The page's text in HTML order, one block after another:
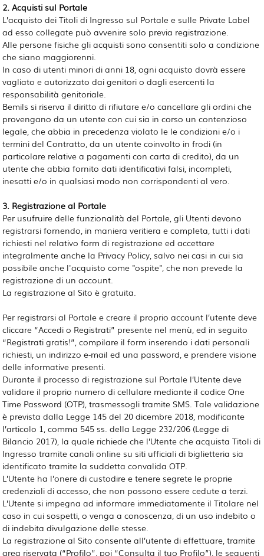
2. Acquisti sul Portale
L’acquisto dei Titoli di Ingresso sul Portale e sulle Private Label
ad esso collegate può avvenire solo previa registrazione.
Alle persone fisiche gli acquisti sono consentiti solo a condizione
che siano maggiorenni.
In caso di utenti minori di anni 18, ogni acquisto dovrà essere
vagliato e autorizzato dai genitori o dagli esercenti la
responsabilità genitoriale.
Bemils si riserva il diritto di rifiutare e/o cancellare gli ordini che
provengano da un utente con cui sia in corso un contenzioso
legale, che abbia in precedenza violato le le condizioni e/o i
termini del Contratto, da un utente coinvolto in frodi (in
particolare relative a pagamenti con carta di credito), da un
utente che abbia fornito dati identificativi falsi, incompleti,
inesatti e/o in qualsiasi modo non corrispondenti al vero.
3. Registrazione al Portale
Per usufruire delle funzionalità del Portale, gli Utenti devono
registrarsi fornendo, in maniera veritiera e completa, tutti i dati
richiesti nel relativo form di registrazione ed accettare
integralmente anche la Privacy Policy, salvo nei casi in cui sia
possibile anche l'acquisto come "ospite", che non prevede la
registrazione di un account.
La registrazione al Sito è gratuita.
Per registrarsi al Portale e creare il proprio account l’utente deve
cliccare “Accedi o Registrati” presente nel menù, ed in seguito
“Registrati gratis!”, compilare il form inserendo i dati personali
richiesti, un indirizzo e-mail ed una password, e prendere visione
delle informative presenti.
Durante il processo di registrazione sul Portale l’Utente deve
validare il proprio numero di cellulare mediante il codice One
Time Password (OTP), trasmessogli tramite SMS. Tale validazione
è prevista dalla Legge 145 del 20 dicembre 2018, modificante
l’articolo 1, comma 545 ss. della Legge 232/206 (Legge di
Bilancio 2017), la quale richiede che l’Utente che acquista Titoli di
Ingresso tramite canali online su siti ufficiali di biglietteria sia
identificato tramite la suddetta convalida OTP.
L’Utente ha l’onere di custodire e tenere segrete le proprie
credenziali di accesso, che non possono essere cedute a terzi.
L’Utente si impegna ad informare immediatamente il Titolare nel
caso in cui sospetti, o venga a conoscenza, di un uso indebito o
di indebita divulgazione delle stesse.
La registrazione al Sito consente all’utente di effettuare, tramite
area riservata (“Profilo”, poi “Consulta il tuo Profilo”), le seguenti